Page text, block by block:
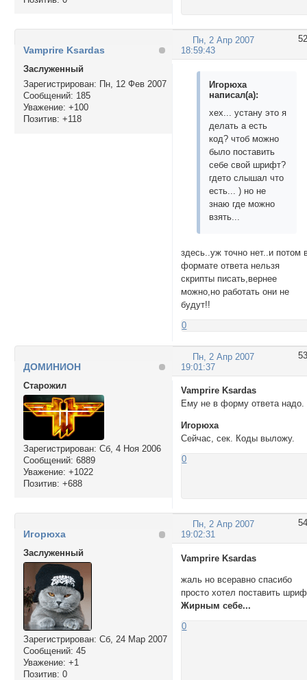
52
Пн, 2 Апр 2007
18:59:43
Vamprire Ksardas
Заслуженный
Зарегистрирован: Пн, 12 Фев 2007
Сообщений: 185
Уважение: +100
Позитив: +118
Игорюха
написал(а):
хех... устану это я
делать а есть
код? чтоб можно
было поставить
себе свой шрифт?
гдето слышал что
есть... ) но не
знаю где можно
взять...
здесь..уж точно нет..и потом
формате ответа нельзя
скрипты писать,вернее
можно,но работать они не
будут!!
0
53
Пн, 2 Апр 2007
19:01:37
ДОМИНИОН
Cтарожил
Зарегистрирован: Сб, 4 Ноя 2006
Сообщений: 6889
Уважение: +1022
Позитив: +688
Vamprire Ksardas
Ему не в форму ответа надо.
Игорюха
Сейчас, сек. Коды выложу.
0
54
Пн, 2 Апр 2007
19:02:31
Игорюха
Заслуженный
Зарегистрирован: Сб, 24 Мар 2007
Сообщений: 45
Уважение: +1
Позитив: 0
Vamprire Ksardas
жаль но всеравно спасибо
просто хотел поставить
Жирным себе...
0